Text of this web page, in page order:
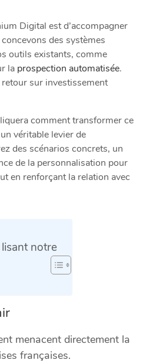
Digital est d’accompagner
des systèmes
outils existants, comme
la prospection automatisée.
retour sur investissement
comment transformer ce
véritable levier de
des scénarios concrets, un
de la personnalisation pour
en renforçant la relation avec
notre
menacent directement la
françaises.